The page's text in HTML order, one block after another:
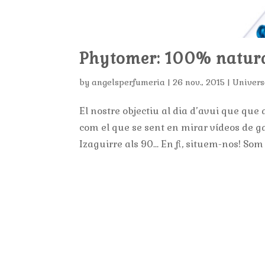
Phytomer: 100%
byangelsperfumeria |26 nov., 2015 |
El nostre objectiu al dia d’avui que que
com el que se sent en mirar vídeos de
Izaguirre als 90… En fi, situem-nos!